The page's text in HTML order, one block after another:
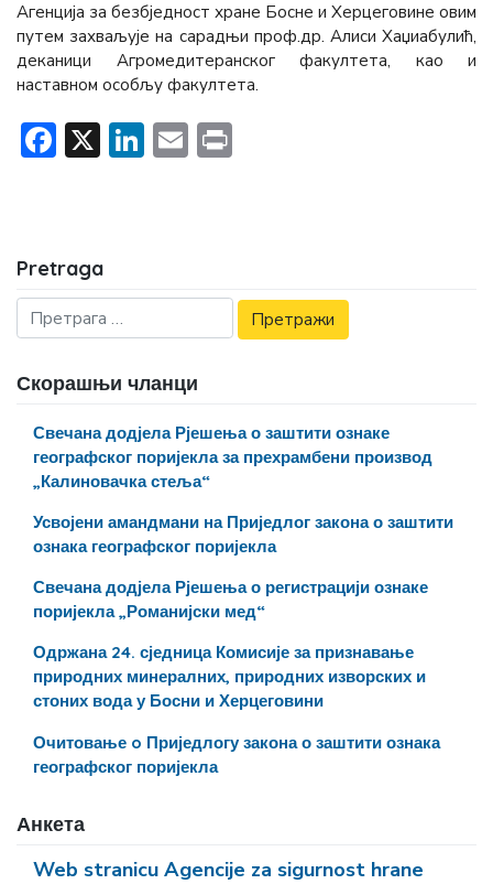
Агенција за безбједност хране Босне и Херцеговине овим
путем захваљује на сарадњи проф.др. Алиси Хаџиабулић,
деканици Агромедитеранског факултета, као и
наставном особљу факултета.
Facebook
X LinkedIn
Email
Pretraga
Скорашњи чланци
Свечана додјела Рјешења о заштити ознаке
географског поријекла за прехрамбени производ
„Калиновачка стеља“
Усвојени амандмани на Приједлог закона о заштити
ознака географског поријекла
Свечана додјела Рјешења о регистрацији ознаке
поријекла „Романијски мед“
Одржана 24. сједница Комисије за признавање
природних минералних, природних изворских и
стоних вода у Босни и Херцеговини
Очитовање o Приједлогу закона о заштити ознака
географског поријекла
Анкета
Web stranicu Agencije za sigurnost hrane